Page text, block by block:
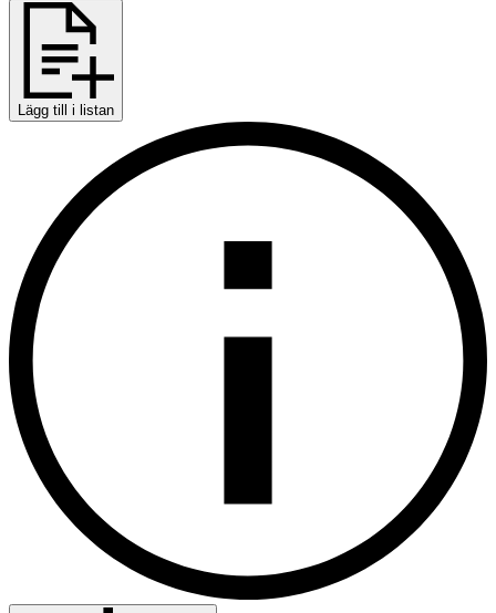
Lägg till i listan